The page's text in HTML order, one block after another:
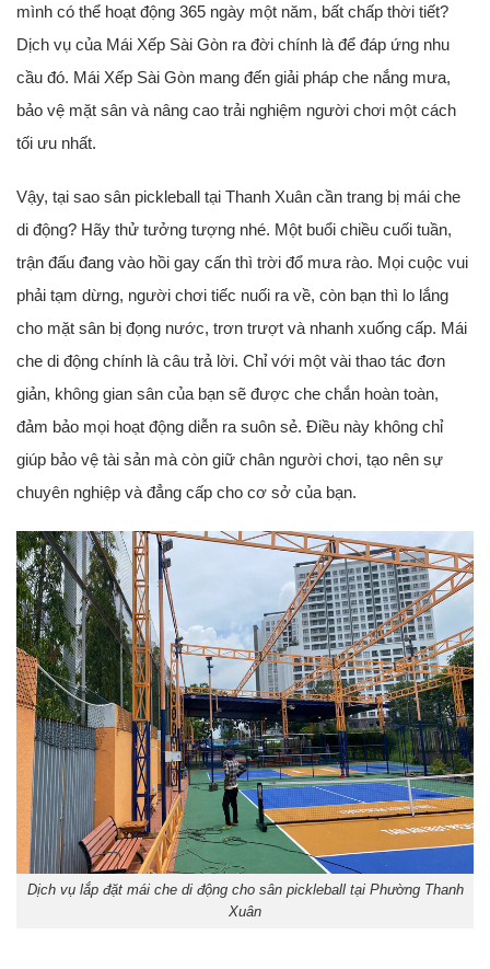
mình có thể hoạt động 365 ngày một năm, bất chấp thời tiết?
Dịch vụ của Mái Xếp Sài Gòn ra đời chính là để đáp ứng nhu
cầu đó. Mái Xếp Sài Gòn mang đến giải pháp che nắng mưa,
bảo vệ mặt sân và nâng cao trải nghiệm người chơi một cách
tối ưu nhất.
Vậy, tại sao sân pickleball tại Thanh Xuân cần trang bị mái che
di động? Hãy thử tưởng tượng nhé. Một buổi chiều cuối tuần,
trận đấu đang vào hồi gay cấn thì trời đổ mưa rào. Mọi cuộc vui
phải tạm dừng, người chơi tiếc nuối ra về, còn bạn thì lo lắng
cho mặt sân bị đọng nước, trơn trượt và nhanh xuống cấp. Mái
che di động chính là câu trả lời. Chỉ với một vài thao tác đơn
giản, không gian sân của bạn sẽ được che chắn hoàn toàn,
đảm bảo mọi hoạt động diễn ra suôn sẻ. Điều này không chỉ
giúp bảo vệ tài sản mà còn giữ chân người chơi, tạo nên sự
chuyên nghiệp và đẳng cấp cho cơ sở của bạn.
Dịch vụ lắp đặt mái che di động cho sân pickleball tại Phường Thanh
Xuân